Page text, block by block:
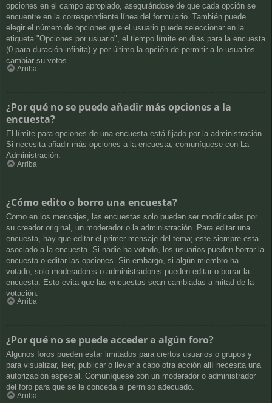
opciones en el campo apropiado, asegurándose de que cada opción se
encuentre en la correspondiente línea del formulario. También puede
elegir el número de opciones que el usuario puede seleccionar en la
etiqueta "Opciones por usuario", el tiempo límite en días para la encuesta
(0 para duración infinita) y por último la opción de permitir a lo usuarios
cambiar su votos.
Arriba
¿Por qué no se puede añadir más opciones a la
encuesta?
El límite para opciones de una encuesta está fijado por la administración.
Si necesita añadir más opciones a la encuesta, comuníquese con La
Administración.
Arriba
¿Cómo edito o borro una encuesta?
Como en los mensajes, las encuestas solo pueden ser modificadas por
su creador original, un moderador o la administración. Para editar una
encuesta, hay que editar el primer mensaje del tema; este siempre esta
asociado a la encuesta. Si nadie ha votado, los usuarios pueden borrar la
encuesta o editar las opciones. Sin embargo, si algún miembro ha
votado, solo moderadores o administradores pueden editar o borrar la
encuesta. Esto evita que las encuestas sean cambiadas a mitad de la
votación.
Arriba
¿Por qué no se puede acceder a algún foro?
Algunos foros pueden estar limitados para ciertos usuarios o grupos y
para visualizar, leer, publicar o llevar a cabo otra acción allí necesita una
autorización especial. Comuníquese con un moderador o administrador
del foro para que se le conceda el permiso adecuado.
Arriba